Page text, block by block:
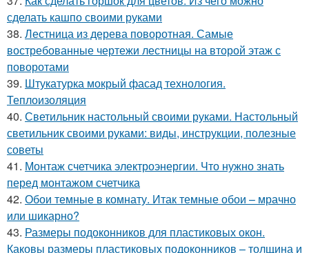
сделать кашпо своими руками
38. Лестница из дерева поворотная. Самые
востребованные чертежи лестницы на второй этаж с
поворотами
39. Штукатурка мокрый фасад технология.
Теплоизоляция
40. Светильник настольный своими руками. Настольный
светильник своими руками: виды, инструкции, полезные
советы
41. Монтаж счетчика электроэнергии. Что нужно знать
перед монтажом счетчика
42. Обои темные в комнату. Итак темные обои – мрачно
или шикарно?
43. Размеры подоконников для пластиковых окон.
Каковы размеры пластиковых подоконников – толщина и